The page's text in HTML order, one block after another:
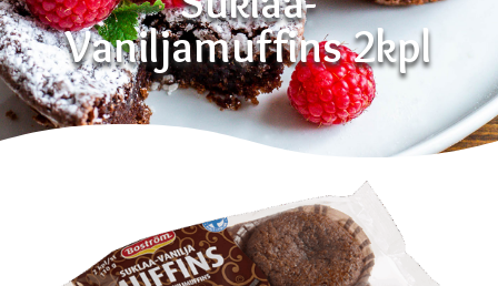
Vaniljamuffins 2kpl